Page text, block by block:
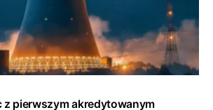
z pierwszym akredytowanym